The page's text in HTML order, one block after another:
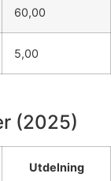
60,00
5,00
(2025)
Utdelning